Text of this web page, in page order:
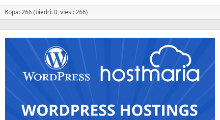
Kopā: 266 (biedri: 0, viesi: 266)